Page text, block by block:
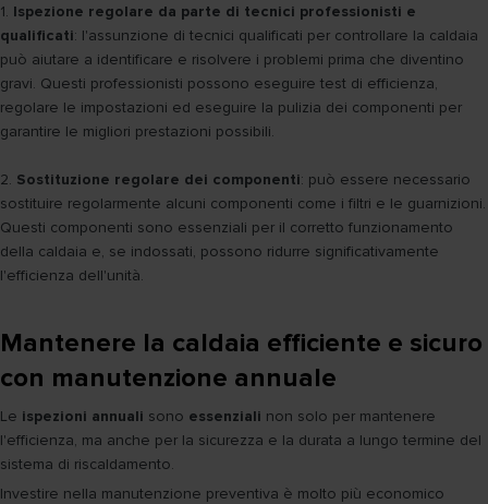
1. Ispezione regolare da parte di tecnici professionisti e
qualificati: l'assunzione di tecnici qualificati per controllare la caldaia
può aiutare a identificare e risolvere i problemi prima che diventino
gravi. Questi professionisti possono eseguire test di efficienza,
regolare le impostazioni ed eseguire la pulizia dei componenti per
garantire le migliori prestazioni possibili.
2. Sostituzione regolare dei componenti: può essere necessario
sostituire regolarmente alcuni componenti come i filtri e le guarnizioni.
Questi componenti sono essenziali per il corretto funzionamento
della caldaia e, se indossati, possono ridurre significativamente
l'efficienza dell'unità.
Mantenere la caldaia efficiente e sicuro
con manutenzione annuale
Le ispezioni annuali sono essenziali non solo per mantenere
l'efficienza, ma anche per la sicurezza e la durata a lungo termine del
sistema di riscaldamento.
Investire nella manutenzione preventiva è molto più economico